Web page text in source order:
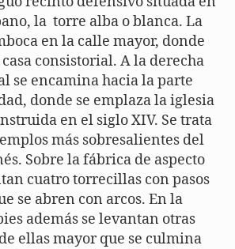
la torre alba o blanca. La
en la calle mayor, donde
consistorial. A la derecha
se encamina hacia la parte
donde se emplaza la iglesia
en el siglo XIV. Se trata
más sobresalientes del
Sobre la fábrica de aspecto
cuatro torrecillas con pasos
se abren con arcos. En la
además se levantan otras
ellas mayor que se culmina